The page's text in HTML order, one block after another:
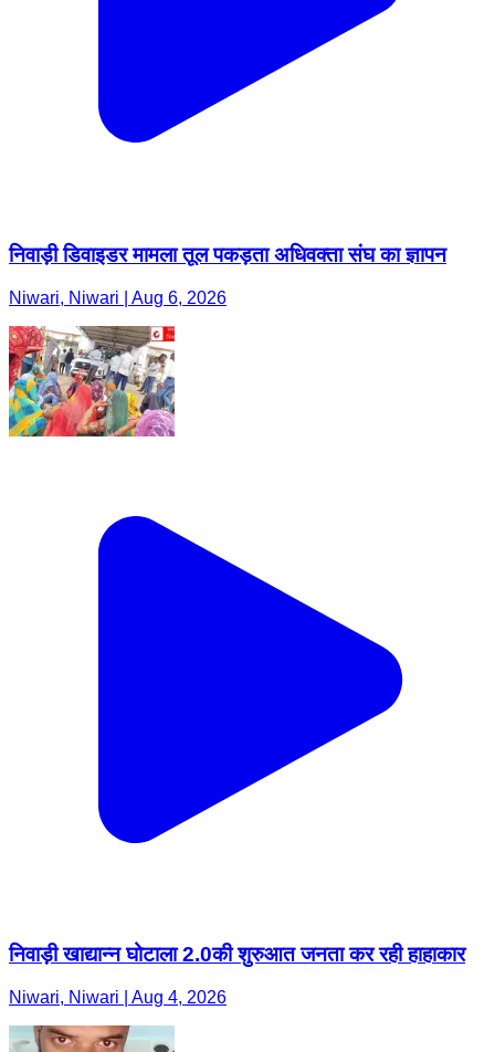
निवाड़ी डिवाइडर मामला तूल पकड़ता अधिवक्ता संघ का ज्ञापन
Niwari, Niwari | Aug 6, 2026
निवाड़ी खाद्यान्न घोटाला 2.0की शुरुआत जनता कर रही हाहाकार
Niwari, Niwari | Aug 4, 2026